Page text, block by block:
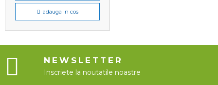
adauga in cos
NEWSLETTER
Inscriete la noutatile noastre